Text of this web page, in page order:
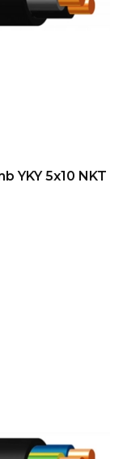
YKY 5x10 NKT